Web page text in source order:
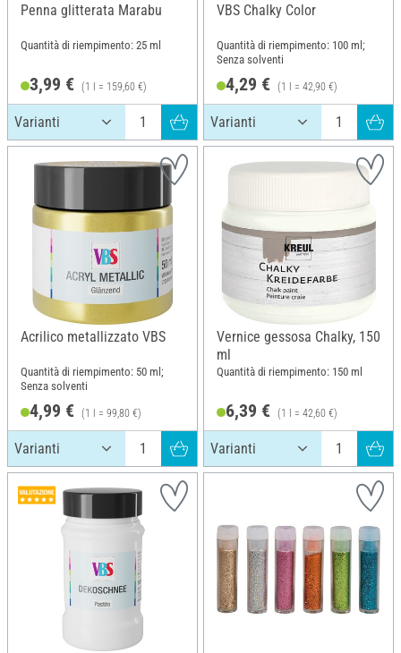
Penna glitterata Marabu
Quantità di riempimento: 25 ml
3,99 € (1 l = 159,60 €)
VBS Chalky Color
Quantità di riempimento: 100 ml;
Senza solventi
4,29 € (1 l = 42,90 €)
Acrilico metallizzato VBS
Quantità di riempimento: 50 ml;
Senza solventi
4,99 € (1 l = 99,80 €)
Vernice gessosa Chalky, 150
ml
Quantità di riempimento: 150 ml
6,39 € (1 l = 42,60 €)